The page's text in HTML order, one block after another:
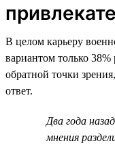
В целом карьеру
вариантом только
обратной точки
ответ.
Два года
мнения